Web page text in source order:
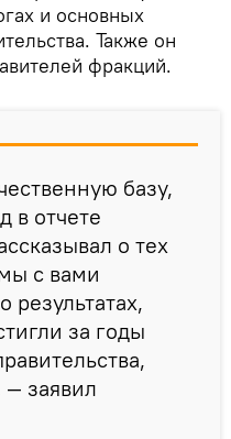
и основных
Также он
фракций.
базу,
в отчете
о тех
с вами
результатах,
за годы
— заявил